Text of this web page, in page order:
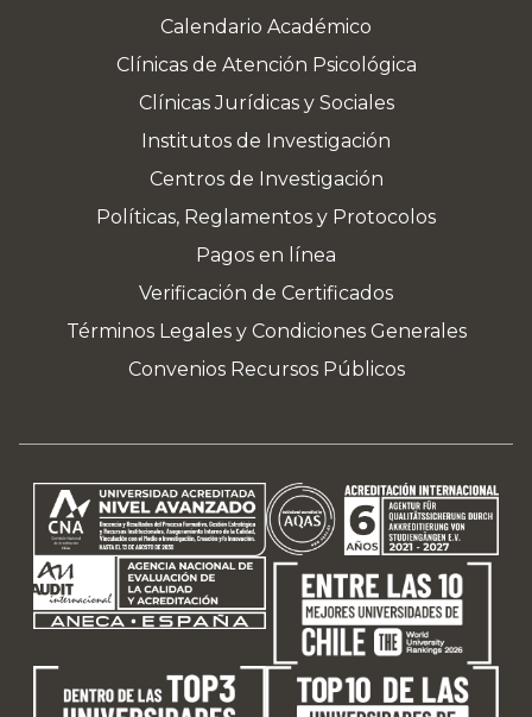
Calendario Académico
Clínicas de Atención Psicológica
Clínicas Jurídicas y Sociales
Institutos de Investigación
Centros de Investigación
Políticas, Reglamentos y Protocolos
Pagos en línea
Verificación de Certificados
Términos Legales y Condiciones Generales
Convenios Recursos Públicos